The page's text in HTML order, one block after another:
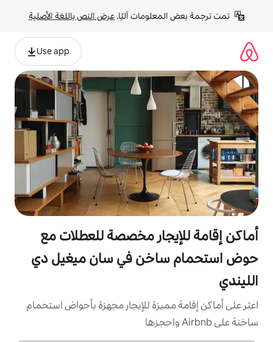
آليًا. عرض النص باللغة الأصلية
مخصصة للعطلات مع
في سان ميغيل دي
للإيجار مجهزة بأحواض استحمام